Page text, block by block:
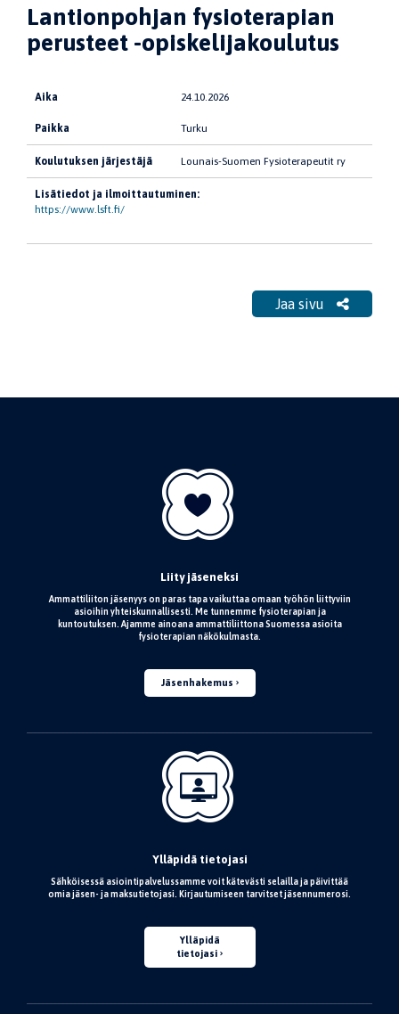
Lantionpohjan fysioterapian
perusteet -opiskelijakoulutus
Aika 24.10.2026
Paikka Turku
Koulutuksen järjestäjä Lounais-Suomen Fysioterapeutit ry
Lisätiedot ja ilmoittautuminen:
https://www.lsft.fi/
Jaa sivu
Liity jäseneksi
Ammattiliiton jäsenyys on paras tapa vaikuttaa omaan työhön liittyviin
asioihin yhteiskunnallisesti. Me tunnemme fysioterapian ja
kuntoutuksen. Ajamme ainoana ammattiliittona Suomessa asioita
fysioterapian näkökulmasta.
Jäsenhakemus
Ylläpidä tietojasi
Sähköisessä asiointipalvelussamme voit kätevästi selailla ja päivittää
omia jäsen- ja maksutietojasi. Kirjautumiseen tarvitset jäsennumerosi.
Ylläpidä
tietojasi